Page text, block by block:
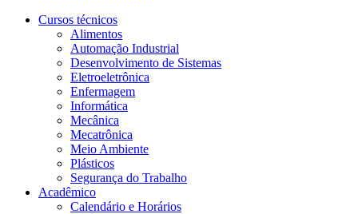
Cursos técnicos
Alimentos
Automação Industrial
Desenvolvimento de Sistemas
Eletroeletrônica
Enfermagem
Informática
Mecânica
Mecatrônica
Meio Ambiente
Plásticos
Segurança do Trabalho
Acadêmico
Calendário e Horários